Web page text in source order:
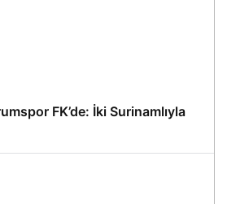
FK’de: İki Surinamlıyla